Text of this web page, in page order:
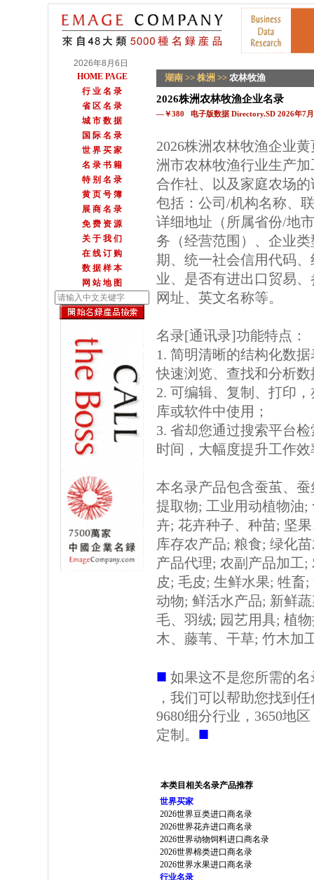
2026年8月6日
HOME PAGE
行 业 名 录
省 区 名 录
城 市 数 据
国 际 名 录
世 界 买 家
名 录 书 籍
特 别 名 录
黄 页 号 簿
展 商 名 录
免 费 资 源
关 于 我 们
在 线 订 购
数 据 样 本
网 站 地 图
湖南 >> 株洲 >> 农林牧渔
2026株洲农林牧渔企业名录
—￥380 电子版数据 Directory.SD 2026年7
2026株洲农林牧渔企业
洲市农林牧渔行业生产
合作社、以及家庭农场
包括：公司/机构名称、
详细地址（所属省份/地
务（经营范围）、企业
期、统一社会信用代码
业、是否有进出口贸易
网址、英文名称等。
名录[通讯录]功能特点：
1. 简明清晰的结构化数
快速浏览、查找和分析数
2. 可编辑、复制、打印
库或软件中使用；
3. 省却您通过搜索平台
时间，大幅度提升工作效
本名录产品包含蚕茧、
提取物; 工业用动植物油
卉; 花卉种子、种苗; 坚
库存农产品; 粮食; 绿化
产品代理; 农副产品加工
皮; 毛皮; 生鲜水果; 牲畜
动物; 鲜活水产品; 新鲜
毛、羽绒; 园艺用具; 植
木、藤苇、干草; 竹木加
■ 如果这不是您所需的
，我们可以帮助您找到
9680细分行业，3650地
定制。 ■
本类目相关名录产品推荐
世界买家
2026世界豆类进口商名录
2026世界花卉进口商名录
2026世界动物饲料进口商名录
2026世界棉类进口商名录
2026世界水果进口商名录
行业名录